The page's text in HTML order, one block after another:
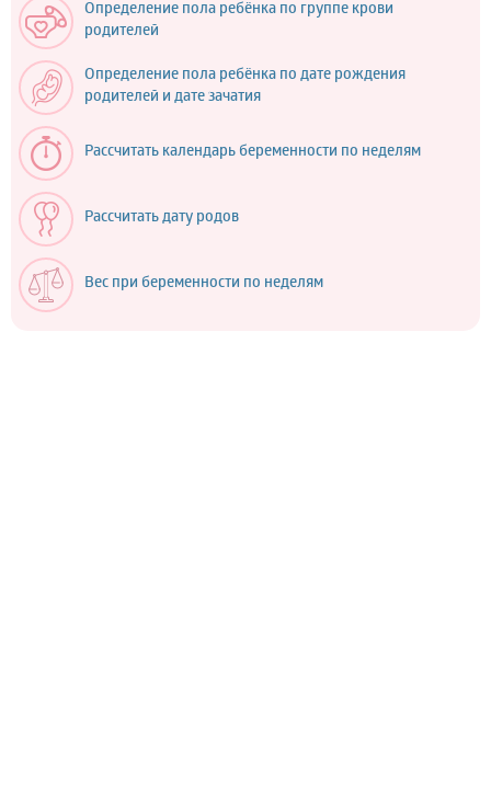
Определение пола ребёнка по группе крови
родителей
Определение пола ребёнка по дате рождения
родителей и дате зачатия
Рассчитать календарь беременности по неделям
Рассчитать дату родов
Вес при беременности по неделям